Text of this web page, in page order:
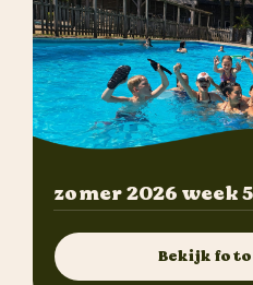
zomer 2026 week 5
Bekijk foto